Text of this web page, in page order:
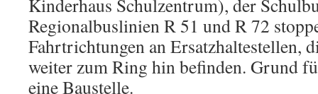
Kinderhaus Schulzentrum), der
Regionalbuslinien R 51 und R 72
Fahrtrichtungen an Ersatzhaltestellen,
weiter zum Ring hin befinden. Grund
eine Baustelle.